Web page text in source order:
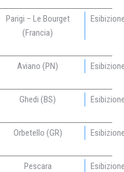
Parigi – Le Bourget
(Francia)
Aviano (PN)
Ghedi (BS)
Orbetello (GR)
Pescara